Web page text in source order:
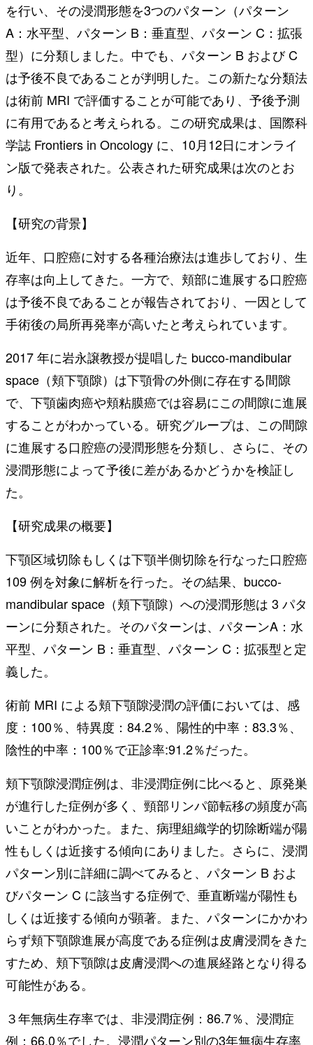
を行い、その浸潤形態を3つのパターン（パターン
A：水平型、パターン B：垂直型、パターン C：拡張
型）に分類しました。中でも、パターン B および C
は予後不良であることが判明した。この新たな分類法
は術前 MRI で評価することが可能であり、予後予測
に有用であると考えられる。この研究成果は、国際科
学誌 Frontiers in Oncology に、10月12日にオンライ
ン版で発表された。公表された研究成果は次のとお
り。
【研究の背景】
近年、口腔癌に対する各種治療法は進歩しており、生
存率は向上してきた。一方で、頬部に進展する口腔癌
は予後不良であることが報告されており、一因として
手術後の局所再発率が高いたと考えられています。
2017 年に岩永譲教授が提唱した bucco-mandibular
space（頬下顎隙）は下顎骨の外側に存在する間隙
で、下顎歯肉癌や頬粘膜癌では容易にこの間隙に進展
することがわかっている。研究グループは、この間隙
に進展する口腔癌の浸潤形態を分類し、さらに、その
浸潤形態によって予後に差があるかどうかを検証し
た。
【研究成果の概要】
下顎区域切除もしくは下顎半側切除を行なった口腔癌
109 例を対象に解析を行った。その結果、bucco-
mandibular space（頬下顎隙）への浸潤形態は 3 パタ
ーンに分類された。そのパターンは、パターンA：水
平型、パターン B：垂直型、パターン C：拡張型と定
義した。
術前 MRI による頬下顎隙浸潤の評価においては、感
度：100％、特異度：84.2％、陽性的中率：83.3％、
陰性的中率：100％で正診率:91.2％だった。
頬下顎隙浸潤症例は、非浸潤症例に比べると、原発巣
が進行した症例が多く、頸部リンパ節転移の頻度が高
いことがわかった。また、病理組織学的切除断端が陽
性もしくは近接する傾向にありました。さらに、浸潤
パターン別に詳細に調べてみると、パターン B およ
びパターン C に該当する症例で、垂直断端が陽性も
しくは近接する傾向が顕著。また、パターンにかかわ
らず頬下顎隙進展が高度である症例は皮膚浸潤をきた
すため、頬下顎隙は皮膚浸潤への進展経路となり得る
可能性がある。
３年無病生存率では、非浸潤症例：86.7％、浸潤症
例：66.0％でした。浸潤パターン別の3年無病生存率